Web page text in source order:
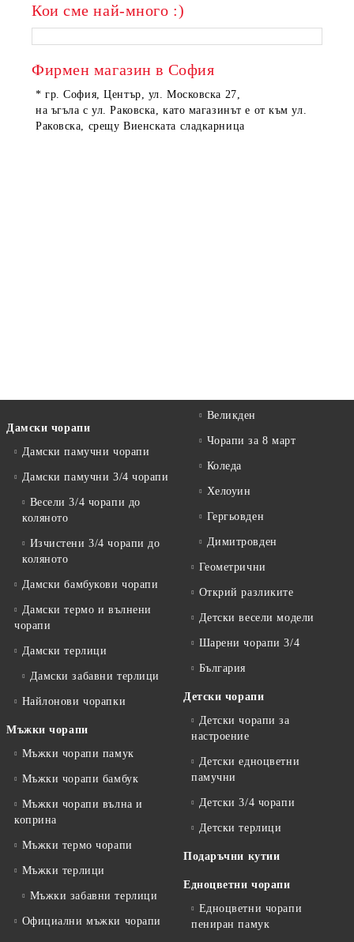
Кои сме най-много :)
Фирмен магазин в София
* гр. София, Център, ул. Московска 27,
на ъгъла с ул. Раковска, като магазинът е от към ул.
Раковска, срещу Виенската сладкарница
Дамски чорапи
Дамски памучни чорапи
Дамски памучни 3/4 чорапи
Весели 3/4 чорапи до
коляното
Изчистени 3/4 чорапи до
коляното
Дамски бамбукови чорапи
Дамски термо и вълнени
чорапи
Дамски терлици
Дамски забавни терлици
Найлонови чорапки
Мъжки чорапи
Мъжки чорапи памук
Мъжки чорапи бамбук
Мъжки чорапи вълна и
коприна
Мъжки термо чорапи
Мъжки терлици
Мъжки забавни терлици
Официални мъжки чорапи
Великден
Чорапи за 8 март
Коледа
Хелоуин
Гергьовден
Димитровден
Геометрични
Открий разликите
Детски весели модели
Шарени чорапи 3/4
България
Детски чорапи
Детски чорапи за
настроение
Детски едноцветни
памучни
Детски 3/4 чорапи
Детски терлици
Подаръчни кутии
Едноцветни чорапи
Едноцветни чорапи
пениран памук